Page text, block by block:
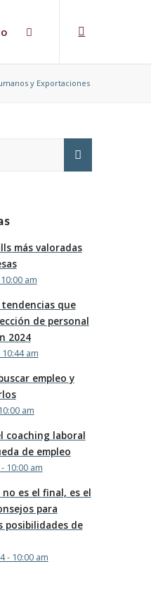
y Exportaciones
más valoradas
am
que
de personal
2024
am
empleo y
am
coaching laboral
de empleo
10:00 am
es el final, es el
para
posibilidades de
- 10:00 am